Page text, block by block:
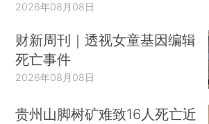
2026年08月08日
财新周刊｜透视女童基因编辑
死亡事件
2026年08月08日
贵州山脚树矿难致16人死亡近